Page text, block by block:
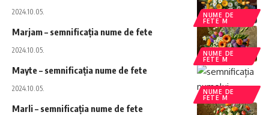
NUME DE
FETE M
2024.10.05.
NUME DE
FETE M
Marjam – semnificația nume de fete
2024.10.05.
NUME DE
FETE M
Mayte – semnificația nume de fete
2024.10.05.
Marli – semnificația nume de fete